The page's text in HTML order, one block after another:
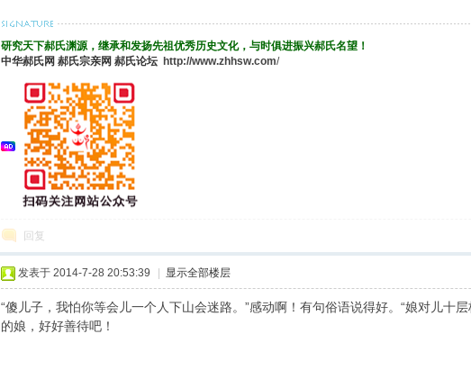
研究天下郝氏渊源，继承和发扬先祖优秀历史文化，与时俱进振兴郝氏名望！
中华郝氏网 郝氏宗亲网 郝氏论坛 http://www.zhhsw.com/
回复
发表于 2014-7-28 20:53:39 显示全部楼层
“傻儿子，我怕你等会儿一个人下山会迷路。”感动啊！有句俗语说得好。“娘对儿十
的娘，好好善待吧！